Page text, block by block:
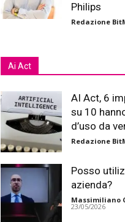
Philips
Redazione
Ai Act
AI Act, 6
su 10
d’uso da
Redazione
Posso
azienda?
Massimiliano
23/05/2026